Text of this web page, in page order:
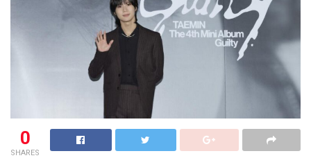
0
SHARES